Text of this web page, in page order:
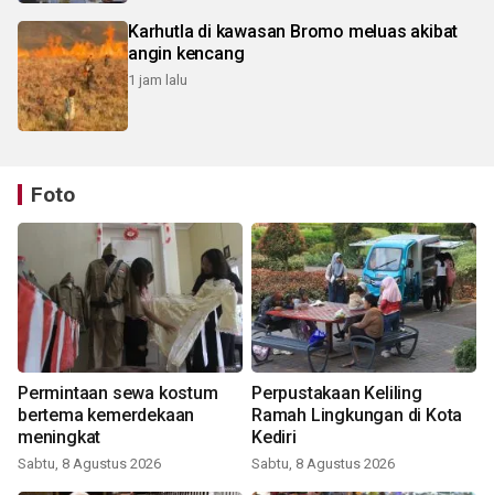
Karhutla di kawasan Bromo meluas akibat
angin kencang
1 jam lalu
Foto
Permintaan sewa kostum
bertema kemerdekaan
meningkat
Sabtu, 8 Agustus 2026
Perpustakaan Keliling
Ramah Lingkungan di Kota
Kediri
Sabtu, 8 Agustus 2026